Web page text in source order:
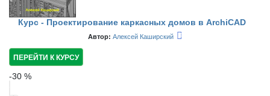
Курс - Проектирование каркасных домов в ArchiCAD
Автор: Алексей Каширский
ПЕРЕЙТИ К КУРСУ
-30 %